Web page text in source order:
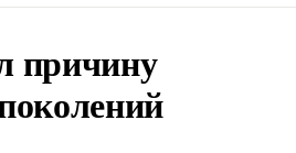
причину